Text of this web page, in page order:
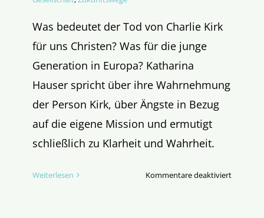
Was bedeutet der Tod von Charlie Kirk
für uns Christen? Was für die junge
Generation in Europa? Katharina
Hauser spricht über ihre Wahrnehmung
der Person Kirk, über Ängste in Bezug
auf die eigene Mission und ermutigt
schließlich zu Klarheit und Wahrheit.
Weiterlesen Kommentare deaktiviertfür